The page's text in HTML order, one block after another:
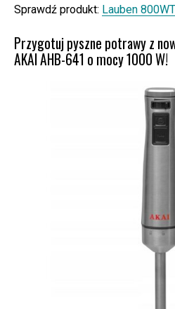
Sprawdź produkt: Lauben
Przygotuj pyszne potrawy z
AKAI AHB-641 o mocy 1000 W!